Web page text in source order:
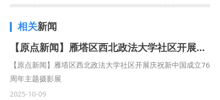
相关新闻
【原点新闻】雁塔区西北政法大学社区开展庆祝新中国成立76周年主题摄影展
【原点新闻】雁塔区西北政法大学社区开展庆祝新中国成立76
周年主题摄影展
https://yuandian.xiancity.cn/application/fcinformation/mo
2025-10-09